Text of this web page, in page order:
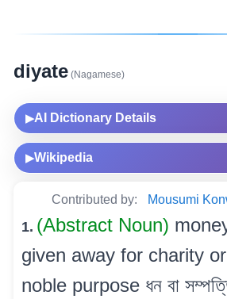
diyate (Nagamese)
▶AI Dictionary Details
▶Wikipedia
Contributed by: Mousumi
1. (Abstract Noun)
given away for charity
noble purpose ধন বা